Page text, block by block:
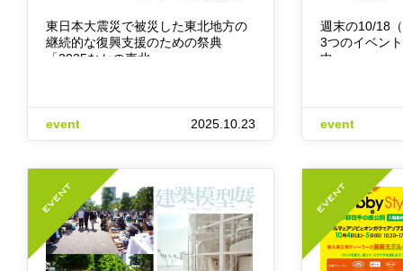
東日本大震災で被災した東北地方の
継続的な復興支援のための祭典
「2025なかの東北…
event 2025.10.23
週末の10/18
3つのイベン
中…
event